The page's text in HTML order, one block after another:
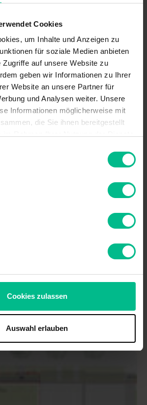
Cookies
um Inhalte und Anzeigen zu
für soziale Medien anbieten
Zugriffe auf unsere Website zu
geben wir Informationen zu Ihrer
Website an unsere Partner für
und Analysen weiter. Unsere
Informationen möglicherweise mit
die Sie ihnen bereitgestellt
Cookies zulassen
Auswahl erlauben
COQUI Städtebau Landschaftsarchitektur